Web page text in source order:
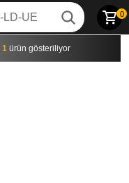
0
1 ürün gösteriliyor